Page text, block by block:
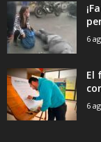
6
El
6